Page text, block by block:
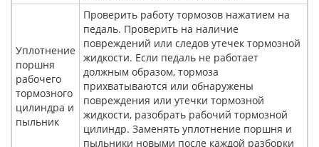
Уплотнение
поршня
рабочего
тормозного
цилиндра и
пыльник
Проверить работу тормозов нажатием на
педаль. Проверить на наличие
повреждений или следов утечек тормозной
жидкости. Если педаль не работает
должным образом, тормоза
прихватываются или обнаружены
повреждения или утечки тормозной
жидкости, разобрать рабочий тормозной
цилиндр. Заменять уплотнение поршня и
пыльники новыми после каждой разборки